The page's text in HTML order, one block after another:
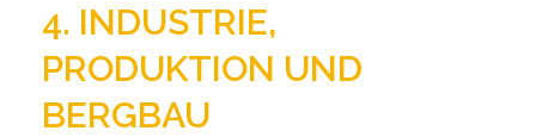
4. INDUSTRIE,
PRODUKTION UND
BERGBAU